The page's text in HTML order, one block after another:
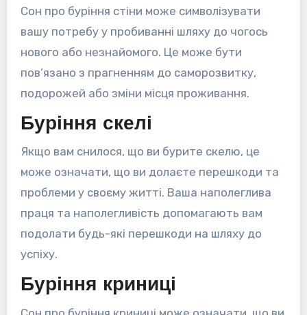
Сон про буріння стіни може символізувати
вашу потребу у пробиванні шляху до чогось
нового або незнайомого. Це може бути
пов’язано з прагненням до саморозвитку,
подорожей або зміни місця проживання.
Буріння скелі
Якщо вам снилося, що ви бурите скелю, це
може означати, що ви долаєте перешкоди та
проблеми у своєму житті. Ваша наполеглива
праця та наполегливість допомагають вам
подолати будь-які перешкоди на шляху до
успіху.
Буріння криниці